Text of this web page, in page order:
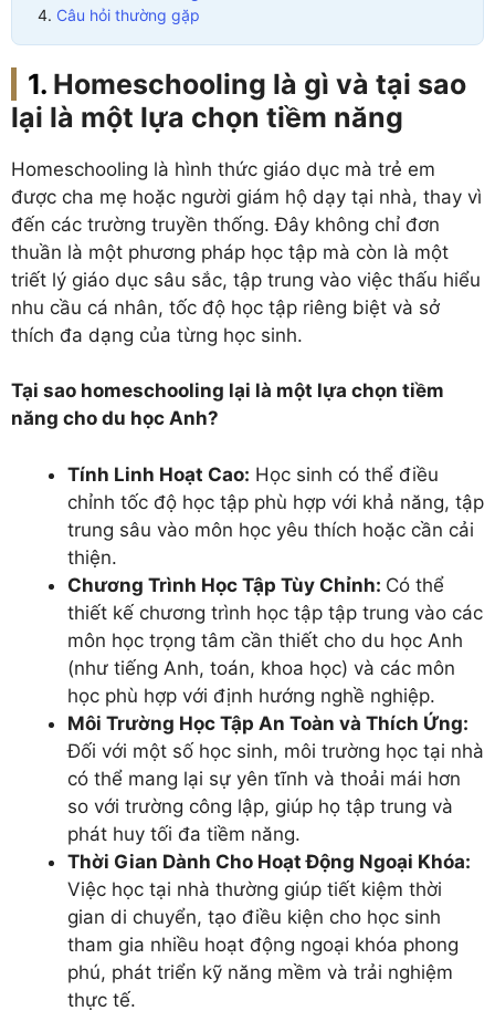
Câu hỏi thường gặp
Homeschooling là gì và tại sao
lại là một lựa chọn tiềm năng
Homeschooling là hình thức giáo dục mà trẻ em
được cha mẹ hoặc người giám hộ dạy tại nhà, thay vì
đến các trường truyền thống. Đây không chỉ đơn
thuần là một phương pháp học tập mà còn là một
triết lý giáo dục sâu sắc, tập trung vào việc thấu hiểu
nhu cầu cá nhân, tốc độ học tập riêng biệt và sở
thích đa dạng của từng học sinh.
Tại sao homeschooling lại là một lựa chọn tiềm
năng cho du học Anh?
Tính Linh Hoạt Cao: Học sinh có thể điều
chỉnh tốc độ học tập phù hợp với khả năng, tập
trung sâu vào môn học yêu thích hoặc cần cải
thiện.
Chương Trình Học Tập Tùy Chỉnh: Có thể
thiết kế chương trình học tập tập trung vào các
môn học trọng tâm cần thiết cho du học Anh
(như tiếng Anh, toán, khoa học) và các môn
học phù hợp với định hướng nghề nghiệp.
Môi Trường Học Tập An Toàn và Thích Ứng:
Đối với một số học sinh, môi trường học tại nhà
có thể mang lại sự yên tĩnh và thoải mái hơn
so với trường công lập, giúp họ tập trung và
phát huy tối đa tiềm năng.
Thời Gian Dành Cho Hoạt Động Ngoại Khóa:
Việc học tại nhà thường giúp tiết kiệm thời
gian di chuyển, tạo điều kiện cho học sinh
tham gia nhiều hoạt động ngoại khóa phong
phú, phát triển kỹ năng mềm và trải nghiệm
thực tế.